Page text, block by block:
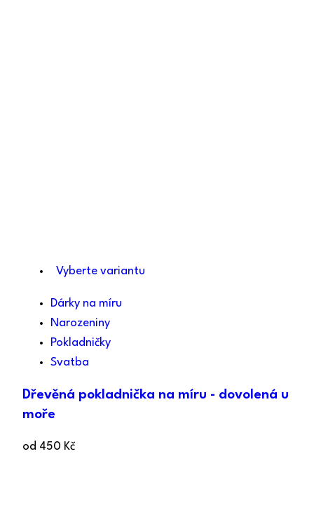
Vyberte variantu
Dárky na míru
Narozeniny
Pokladničky
Svatba
Dřevěná pokladnička na míru - dovolená u
moře
od 450 Kč